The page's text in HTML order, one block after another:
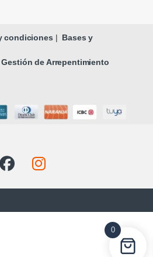
condiciones | Bases y
Gestión de Arrepentimiento
0